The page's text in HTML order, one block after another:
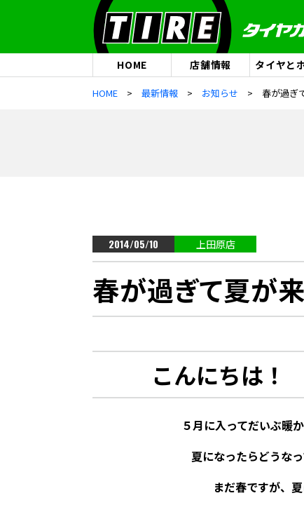
HOME 店舗情報 タイヤと
HOME 最新情報 お知らせ
2014/05/10 上田原店
春が過ぎて夏が来
こんにちは！
５月に入ってだいぶ暖
夏になったらどうな
まだ春ですが、